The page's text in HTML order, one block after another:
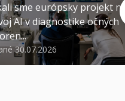
sme európsky projekt na
AI v diagnostike očných
30.07.2026